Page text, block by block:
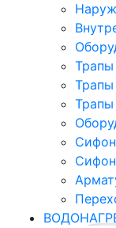
Трапы
Трапы